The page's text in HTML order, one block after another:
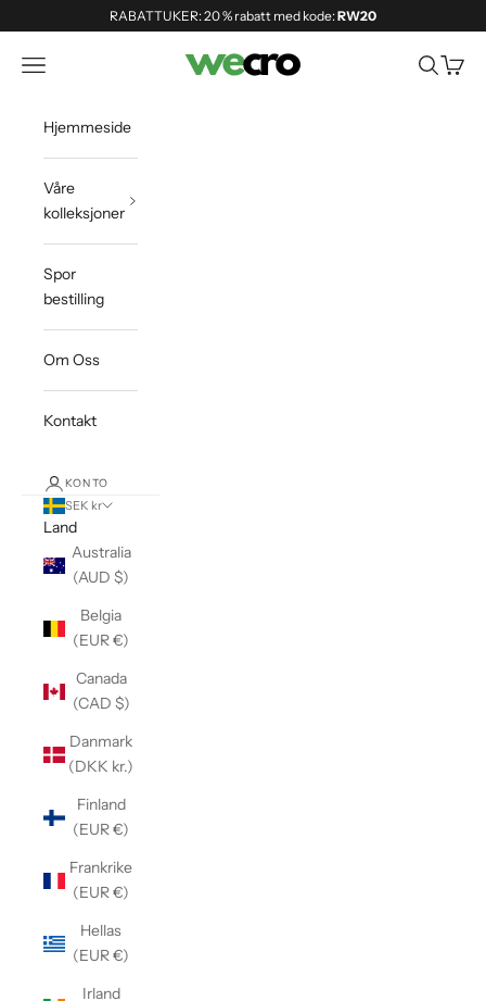
Hoppa till innehålletRABATTUKER: 20 % rabatt med kode:RW20
Shopwecro
Öppna navigeringsmenyn Öppna
Hjemmeside
Våre
kolleksjoner
Spor
bestilling
Om Oss
Kontakt
KONTO
SEK kr
Land
Australia
(AUD $)
Belgia
(EUR €)
Canada
(CAD $)
Danmark
(DKK kr.)
Finland
(EUR €)
Frankrike
(EUR €)
Hellas
(EUR €)
Irland